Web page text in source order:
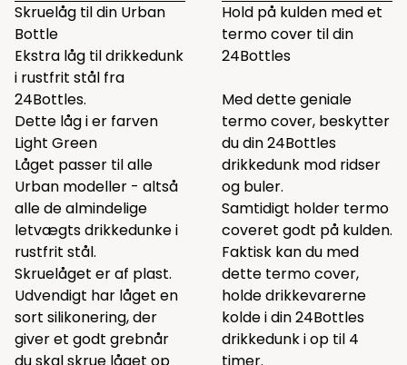
Skruelåg til din Urban
Bottle
Ekstra låg til drikkedunk
i rustfrit stål fra
24Bottles.
Dette låg i er farven
Light Green
Låget passer til alle
Urban modeller - altså
alle de almindelige
letvægts drikkedunke i
rustfrit stål.
Skruelåget er af plast.
Udvendigt har låget en
sort silikonering, der
giver et godt grebnår
du skal skrue låget op
Hold på kulden med et
termo cover til din
24Bottles
Med dette geniale
termo cover, beskytter
du din 24Bottles
drikkedunk mod ridser
og buler.
Samtidigt holder termo
coveret godt på kulden.
Faktisk kan du med
dette termo cover,
holde drikkevarerne
kolde i din 24Bottles
drikkedunk i op til 4
timer.